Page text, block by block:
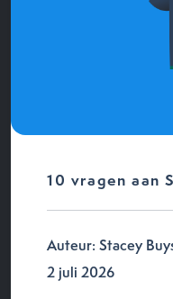
10 vragen aan
Auteur: Stacey
2 juli 2026